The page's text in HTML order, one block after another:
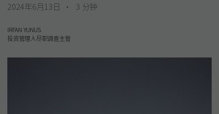
2024年6月13日 3 分钟
IRFAN YUNUS
投资管理人尽职调查主管